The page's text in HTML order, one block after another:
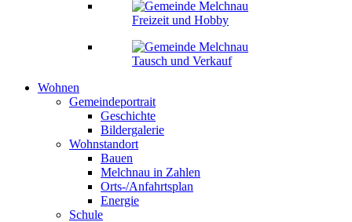
Freizeit und Hobby
Tausch und Verkauf
Wohnen
Gemeindeportrait
Geschichte
Bildergalerie
Wohnstandort
Bauen
Melchnau in Zahlen
Orts-/Anfahrtsplan
Energie
Schule